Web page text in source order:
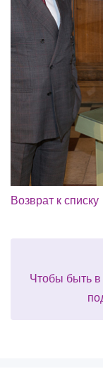
Возврат к списку
Чтобы быть в